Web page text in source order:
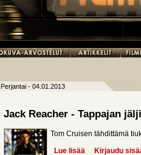
Perjantai - 04.01.2013
Jack Reacher - Tappajan
Tom Cruisen tähdittämä
Lue lisää about Jack
Kirjaudu